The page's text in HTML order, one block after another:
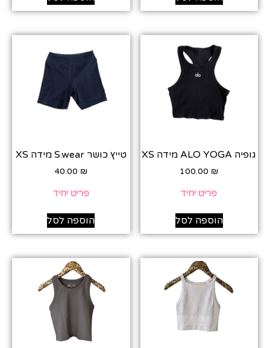
גופיה ALO YOGA מידה XS
100.00 ₪
פריט יחיד
הוספה לסל
טייץ כושר S.wear מידה XS
40.00 ₪
פריט יחיד
הוספה לסל